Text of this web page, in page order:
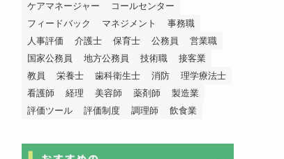
ケアマネージャー
コールセンター
フィードバック
マネジメント
事務職
人事評価
介護士 保育士 公務員
営業職
国家公務員
地方公務員 技術職
接客業
教員
栄養士 歯科衛生士 消防
理学療法士
看護師
経理 美容師 薬剤師
製造業
評価ツール
評価制度 調理師 飲食業